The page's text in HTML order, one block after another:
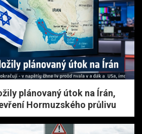
plánovaný útok na Írán,
Hormuzského průlivu